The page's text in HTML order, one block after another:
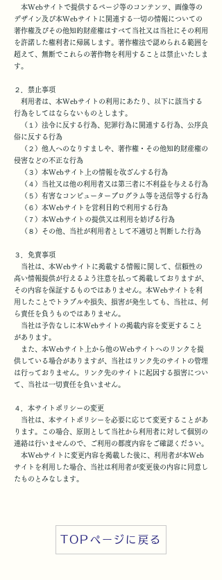
本Webサイトで提供するページ等のコンテンツ、画像等の
デザイン及び本Webサイトに関連する一切の情報についての
著作権及びその他知的財産権はすべて当社又は当社にその利用
を許諾した権利者に帰属します。著作権法で認められる範囲を
超えて、無断でこれらの著作物を利用することは禁止いたしま
す。
２．禁止事項
利用者は、本Webサイトの利用にあたり、以下に該当する
行為をしてはならないものとします。
（１）法令に反する行為、犯罪行為に関連する行為、公序良
俗に反する行為
（２）他人へのなりすましや、著作権・その他知的財産権の
侵害などの不正な行為
（３）本Webサイト上の情報を改ざんする行為
（４）当社又は他の利用者又は第三者に不利益を与える行為
（５）有害なコンピュータープログラム等を送信等する行為
（６）本Webサイトを営利目的で利用する行為
（７）本Webサイトの提供又は利用を妨げる行為
（８）その他、当社が利用者として不適切と判断した行為
３．免責事項
当社は、本Webサイトに掲載する情報に関して、信頼性の
高い情報提供が行えるよう注意を払って掲載しておりますが、
その内容を保証するものではありません。本Webサイトを利
用したことでトラブルや損失、損害が発生しても、当社は、何
ら責任を負うものではありません。
当社は予告なしに本Webサイトの掲載内容を変更すること
があります。
また、本Webサイト上から他のWebサイトへのリンクを提
供している場合がありますが、当社はリンク先のサイトの管理
は行っておりません。リンク先のサイトに起因する損害につい
て、当社は一切責任を負いません。
４．本サイトポリシーの変更
当社は、本サイトポリシーを必要に応じて変更することがあ
ります。この場合、原則として当社から利用者に対して個別の
連絡は行いませんので、ご利用の都度内容をご確認ください。
本Webサイトに変更内容を掲載した後に、利用者が本Web
サイトを利用した場合、当社は利用者が変更後の内容に同意し
たものとみなします。
TOPページに戻る